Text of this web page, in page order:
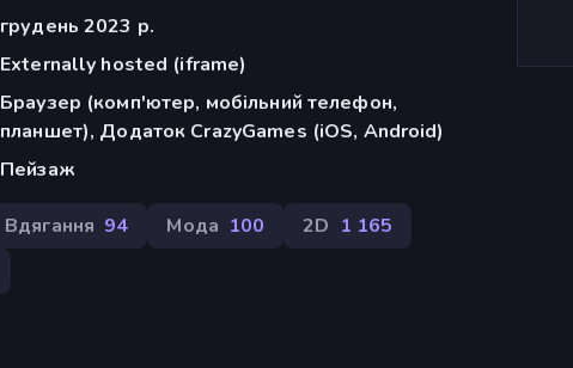
грудень 2023 р.
Externally hosted (iframe)
Браузер (комп'ютер, мобільний телефон,
планшет), Додаток CrazyGames (iOS, Android)
Пейзаж
Вдягання 94 Мода 100 2D 1 165